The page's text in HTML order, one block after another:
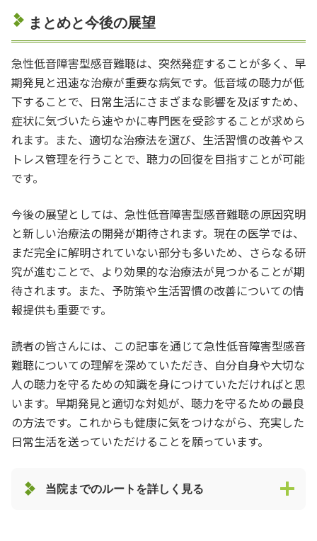
まとめと今後の展望
急性低音障害型感音難聴は、突然発症することが多く、早
期発見と迅速な治療が重要な病気です。低音域の聴力が低
下することで、日常生活にさまざまな影響を及ぼすため、
症状に気づいたら速やかに専門医を受診することが求めら
れます。また、適切な治療法を選び、生活習慣の改善やス
トレス管理を行うことで、聴力の回復を目指すことが可能
です。
今後の展望としては、急性低音障害型感音難聴の原因究明
と新しい治療法の開発が期待されます。現在の医学では、
まだ完全に解明されていない部分も多いため、さらなる研
究が進むことで、より効果的な治療法が見つかることが期
待されます。また、予防策や生活習慣の改善についての情
報提供も重要です。
読者の皆さんには、この記事を通じて急性低音障害型感音
難聴についての理解を深めていただき、自分自身や大切な
人の聴力を守るための知識を身につけていただければと思
います。早期発見と適切な対処が、聴力を守るための最良
の方法です。これからも健康に気をつけながら、充実した
日常生活を送っていただけることを願っています。
当院までのルートを詳しく見る